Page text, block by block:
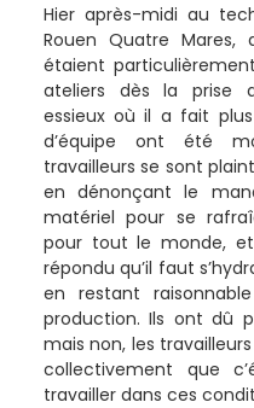
Hier après-midi au
Rouen Quatre Mares,
étaient
ateliers dès la prise
essieux où il a fait
d’équipe ont été
travailleurs se sont
en dénonçant le
matériel pour se
pour tout le monde,
répondu qu’il faut
en restant
production. Ils ont dû
mais non, les
collectivement que
travailler dans ces